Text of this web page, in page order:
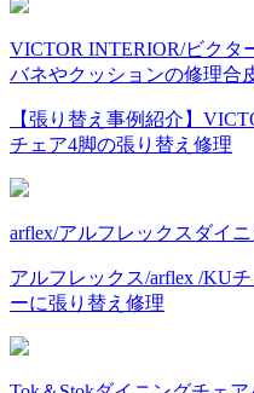
VICTOR INTERIOR/ビクタ
バネやクッションの修理合
【張り替え事例紹介】
チェア4脚の張り替え修理
arflex/アルフレックス ダイ
アルフレックス/arflex /KU
ーに張り替え修理